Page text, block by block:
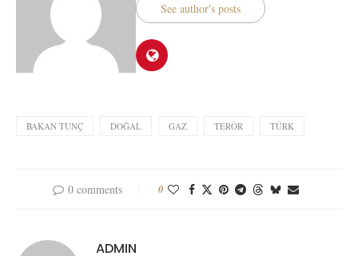
See author's posts
BAKAN TUNÇ DOĞAL GAZ TERÖR TÜRK
0 comments 0
ADMIN